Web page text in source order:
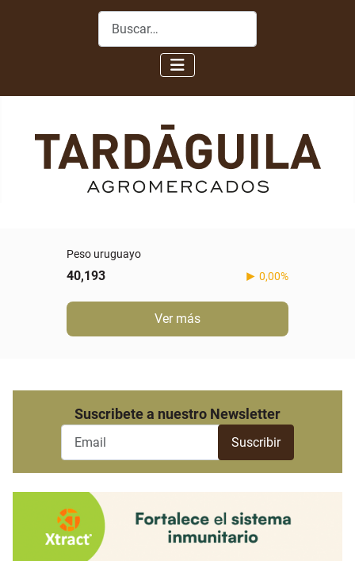
Buscar
Peso uruguayo
40,193 0,00%
Ver más
Suscribete a nuestro Newsletter